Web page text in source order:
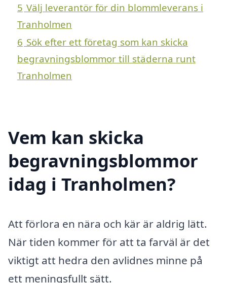
5 Välj leverantör för din blommleverans i
Tranholmen
6 Sök efter ett företag som kan skicka
begravningsblommor till städerna runt
Tranholmen
Vem kan skicka
begravningsblommor
idag i Tranholmen?
Att förlora en nära och kär är aldrig lätt.
När tiden kommer för att ta farväl är det
viktigt att hedra den avlidnes minne på
ett meningsfullt sätt.